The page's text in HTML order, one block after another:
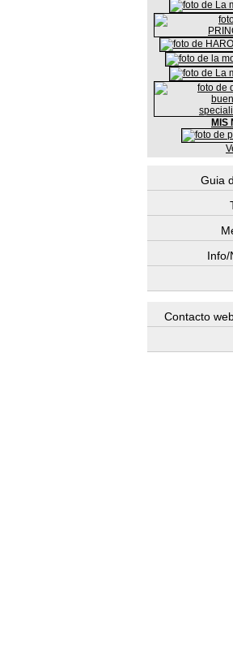
MIS
Guia
Info/
Contacto